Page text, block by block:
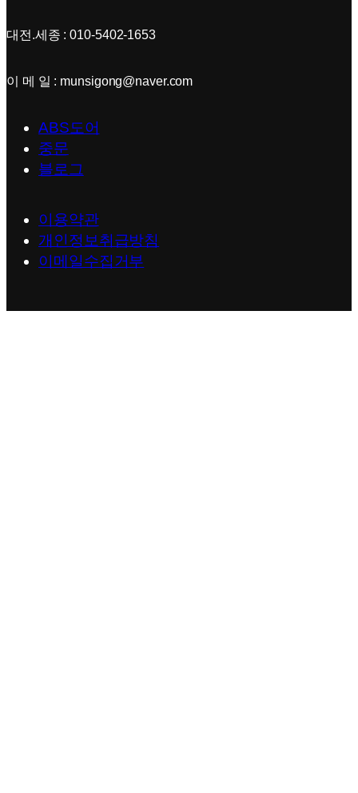
대전.세종 : 010-5402-1653
이 메 일 : munsigong@naver.com
ABS도어
중문
블로그
이용약관
개인정보취급방침
이메일수집거부